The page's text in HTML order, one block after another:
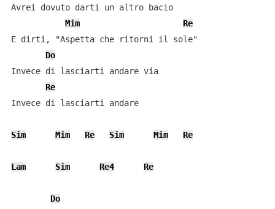
Avrei dovuto darti un altro bacio
Mim
Re
E dirti, "Aspetta che ritorni il sole"
Do
Invece di lasciarti andare via
Re
Invece di lasciarti andare
Sim Mim Re Sim Mim Re
Lam Sim Re4 Re
Do